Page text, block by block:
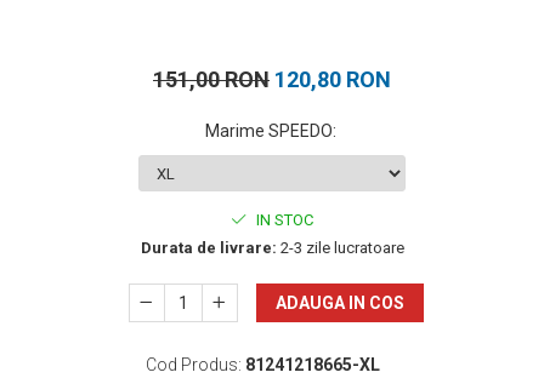
151,00 RON 120,80 RON
Marime SPEEDO:
IN STOC
Durata de livrare: 2-3 zile lucratoare
ADAUGA IN COS
Cod Produs: 81241218665-XL